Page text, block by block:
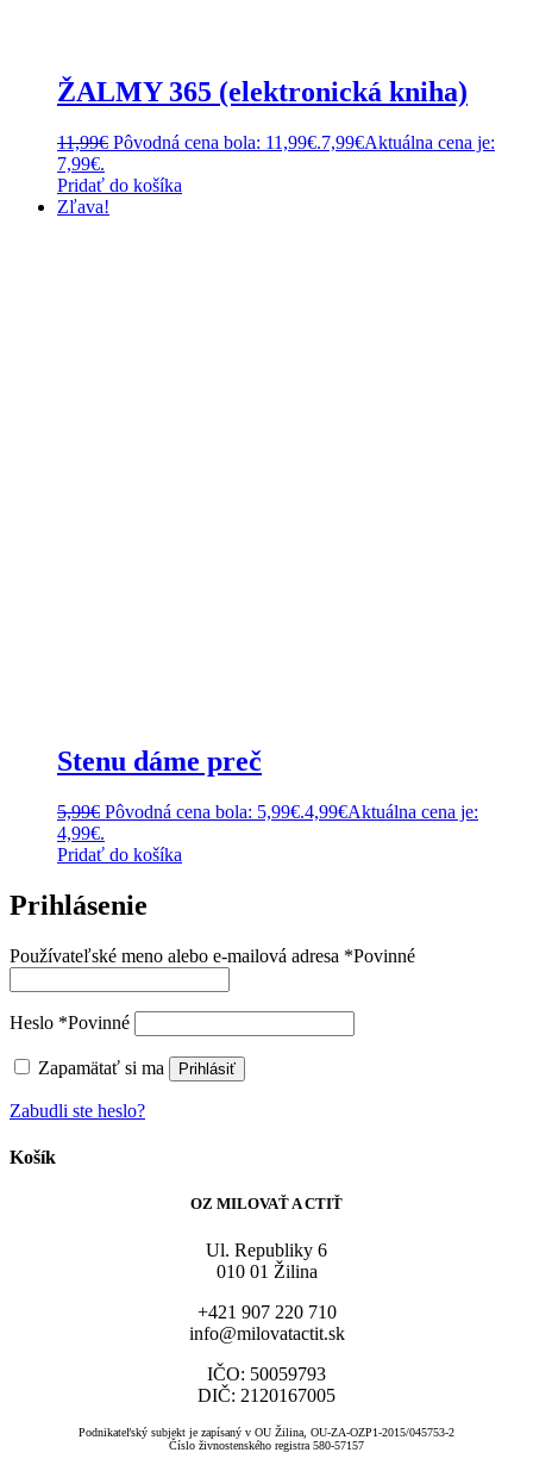
ŽALMY 365 (elektronická kniha)
11,99€ Pôvodná cena bola: 11,99€.7,99€Aktuálna cena je:
7,99€.
Pridať do košíka
Zľava!
Stenu dáme preč
5,99€ Pôvodná cena bola: 5,99€.4,99€Aktuálna cena je:
4,99€.
Pridať do košíka
Prihlásenie
Používateľské meno alebo e-mailová adresa *Povinné
Heslo *Povinné
Zapamätať si ma Prihlásiť
Zabudli ste heslo?
Košík
OZ MILOVAŤ A CTIŤ
Ul. Republiky 6
010 01 Žilina
+421 907 220 710
info@milovatactit.sk
IČO: 50059793
DIČ: 2120167005
Podnikateľský subjekt je zapísaný v OU Žilina, OU-ZA-OZP1-2015/045753-2
Číslo živnostenského registra 580-57157